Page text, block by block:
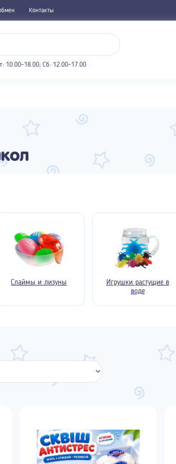
Контакты
10.00-18.00; Cб: 12.00-17.00
Слаймы и лизуны
Игрушки растущие в
воде